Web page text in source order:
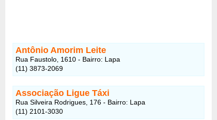
Antônio Amorim Leite
Rua Faustolo, 1610 - Bairro: Lapa
(11) 3873-2069
Associação Ligue Táxi
Rua Silveira Rodrigues, 176 - Bairro: Lapa
(11) 2101-3030